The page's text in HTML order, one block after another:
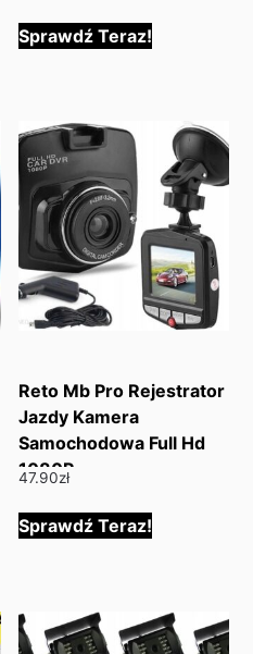
Sprawdź Teraz!
Reto Mb Pro Rejestrator
Jazdy Kamera
Samochodowa Full Hd
1080P
47.90zł
Sprawdź Teraz!